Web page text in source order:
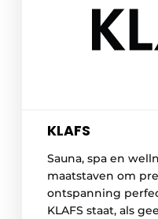
KLAFS
Sauna, spa en
maatstaven om
ontspanning
KLAFS staat, als